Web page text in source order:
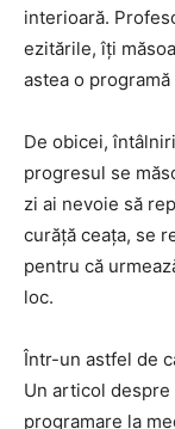
interioară.
ezitările, îți
astea o
De obicei,
progresul se
zi ai nevoie să
curăță ceața, se
pentru că
loc.
Într-un astfel de
Un articol
programare la